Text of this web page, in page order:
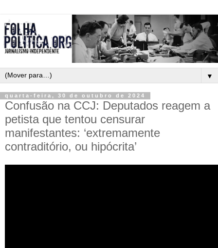
▼
quarta-feira, 30 de outubro de 2024
Confusão na CCJ: Deputados reagem a
petista que tentou censurar
manifestantes: ‘extremamente
contraditório, ou hipócrita’